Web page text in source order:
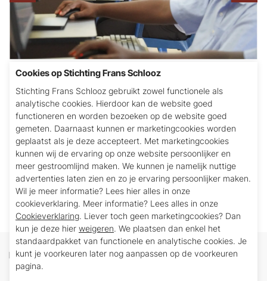
Hier bevindt zich een door ons ondersteunde
technische school, die zich toespitst op
industriële technieken.
Er wordt lesgegeven in:
basiscomputertechnieken, motortechnieken voor
voertuigen, lastechnieken, naaien en elektriciteit.
Het betreft 50 leerlingen
Doneren
Ieder bedrag is welkom. U maakt zelf een bedrag
Cookies op Stichting Frans Schlooz
Stichting Frans Schlooz gebruikt zowel functionele als
analytische cookies. Hierdoor kan de website goed
functioneren en worden bezoeken op de website goed
gemeten. Daarnaast kunnen er marketingcookies worden
geplaatst als je deze accepteert. Met marketingcookies
kunnen wij de ervaring op onze website persoonlijker en
meer gestroomlijnd maken. We kunnen je namelijk nuttige
advertenties laten zien en zo je ervaring persoonlijker maken.
Wil je meer informatie? Lees hier alles in onze
cookieverklaring. Meer informatie? Lees alles in onze
Cookieverklaring. Liever toch geen marketingcookies? Dan
kun je deze hier weigeren. We plaatsen dan enkel het
standaardpakket van functionele en analytische cookies. Je
kunt je voorkeuren later nog aanpassen op de voorkeuren
pagina.